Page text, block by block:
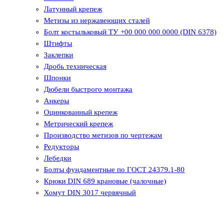
Латунный крепеж
Метизы из нержавеющих сталей
Болт костыльковый ТУ +00 000 000 0000 (DIN 6378)
Штифты
Заклепки
Дробь техническая
Шпонки
Дюбели быстрого монтажа
Анкеры
Оцинкованный крепеж
Метрический крепеж
Производство метизов по чертежам
Редукторы
Лебедки
Болты фундаментные по ГОСТ 24379.1-80
Крюки DIN 689 крановые (чалочные)
Хомут DIN 3017 червячный